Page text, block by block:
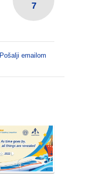
7
Pošalji emailom